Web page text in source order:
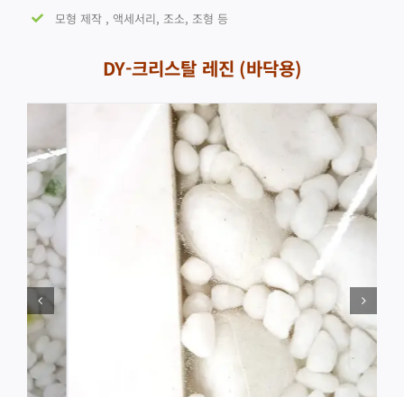
모형 제작 , 액세서리, 조소, 조형 등
DY-크리스탈 레진 (바닥용)